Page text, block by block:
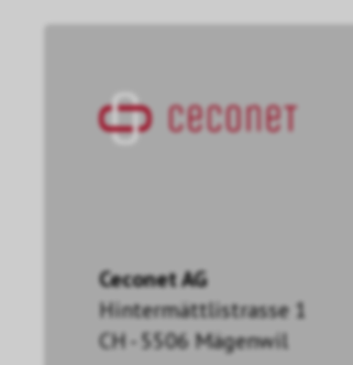
Ceconet AG
Hintermättlistrasse 1
CH - 5506 Mägenwil